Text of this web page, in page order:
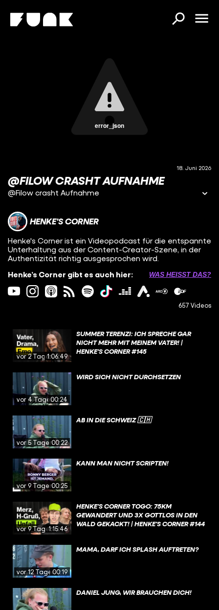
error_json
18. Juni 2026
@FILOW CRASHT AUFNAHME
@Filow crasht Aufnahme
HENKE’S CORNER
Henke's Corner ist ein Videopodcast für die entspannte
Unterhaltung aus der Content-Creator-Szene, in der
Authentizität richtig ausgesprochen wird.
Henke’s Corner gibt es auch hier:
WAS HEISST DAS?
657 Videos
vor 2 Tagen1:06:49
SUMMER TERENZI: ICH SPRECHE GAR
NICHT MEHR MIT MEINEM VATER! |
HENKE'S CORNER #145
vor 4 Tagen00:24
WIRD SICH NICHT DURCHSETZEN
vor 5 Tagen00:22
AB IN DIE SCHWEIZ 🇨🇭
vor 9 Tagen00:25
KANN MAN NICHT SCRIPTEN!
vor 9 Tagen1:15:46
HENKE'S CORNER TOGO: 75KM
GEWANDERT UND 3X GOTTLOS IN DEN
WALD GEKACKT! | HENKE'S CORNER #144
vor 12 Tagen00:19
MAMA, DARF ICH SPLASH AUFTRETEN?
DANIEL JUNG, WIR BRAUCHEN DICH!